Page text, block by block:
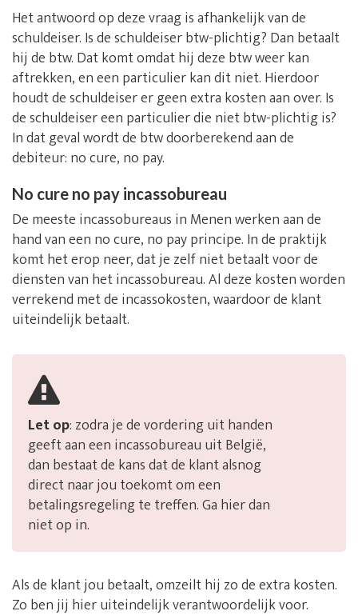
Het antwoord op deze vraag is afhankelijk van de
schuldeiser. Is de schuldeiser btw-plichtig? Dan betaalt
hij de btw. Dat komt omdat hij deze btw weer kan
aftrekken, en een particulier kan dit niet. Hierdoor
houdt de schuldeiser er geen extra kosten aan over. Is
de schuldeiser een particulier die niet btw-plichtig is?
In dat geval wordt de btw doorberekend aan de
debiteur: no cure, no pay.
No cure no pay incassobureau
De meeste incassobureaus in Menen werken aan de
hand van een no cure, no pay principe. In de praktijk
komt het erop neer, dat je zelf niet betaalt voor de
diensten van het incassobureau. Al deze kosten worden
verrekend met de incassokosten, waardoor de klant
uiteindelijk betaalt.
Let op: zodra je de vordering uit handen
geeft aan een incassobureau uit België,
dan bestaat de kans dat de klant alsnog
direct naar jou toekomt om een
betalingsregeling te treffen. Ga hier dan
niet op in.
Als de klant jou betaalt, omzeilt hij zo de extra kosten.
Zo ben jij hier uiteindelijk verantwoordelijk voor.